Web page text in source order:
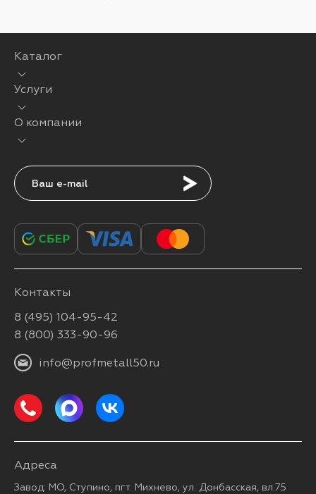
Каталог
Услуги
О компании
Подписаться
Контакты
8 (495) 104-95-42
8 (800) 333-90-96
info@profmetall50.ru
Адреса
Завод: МО, Ступино, пгт. Михнево, ул. Донбасская, вл.75